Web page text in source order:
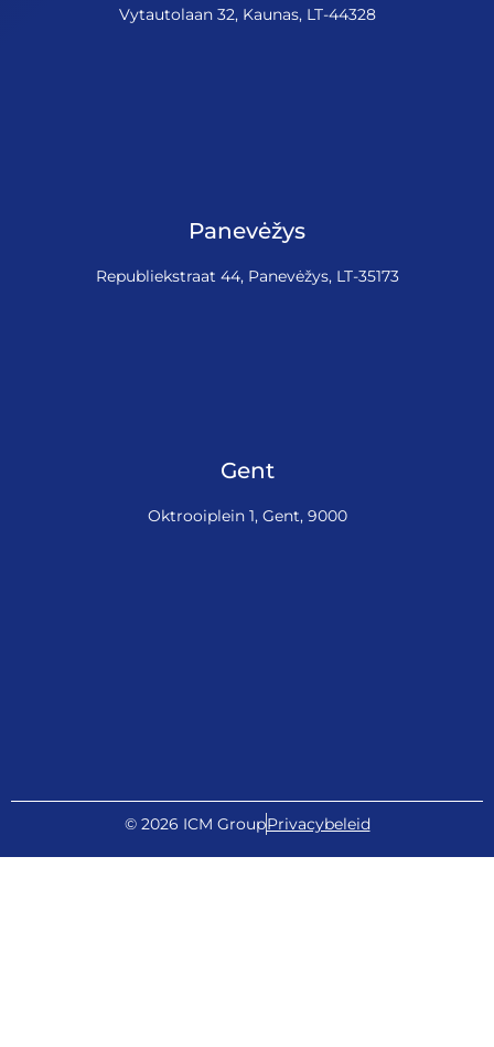
Vytautolaan 32, Kaunas, LT-44328
Panevėžys
Republiekstraat 44, Panevėžys, LT-35173
Gent
Oktrooiplein 1, Gent, 9000
© 2026 ICM GroupPrivacybeleid